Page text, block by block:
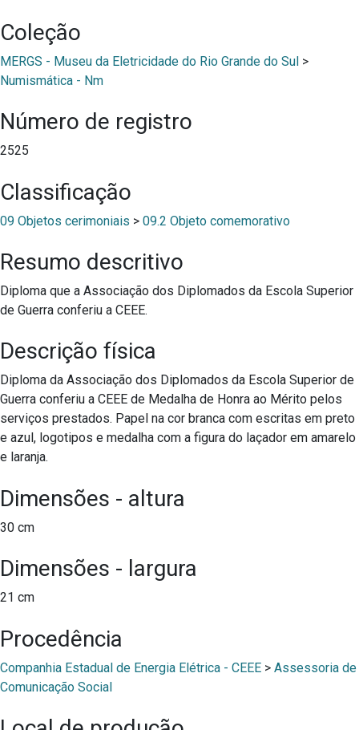
Coleção
MERGS - Museu da Eletricidade do Rio Grande do Sul >
Numismática - Nm
Número de registro
2525
Classificação
09 Objetos cerimoniais > 09.2 Objeto comemorativo
Resumo descritivo
Diploma que a Associação dos Diplomados da Escola Superior
de Guerra conferiu a CEEE.
Descrição física
Diploma da Associação dos Diplomados da Escola Superior de
Guerra conferiu a CEEE de Medalha de Honra ao Mérito pelos
serviços prestados. Papel na cor branca com escritas em preto
e azul, logotipos e medalha com a figura do laçador em amarelo
e laranja.
Dimensões - altura
30 cm
Dimensões - largura
21 cm
Procedência
Companhia Estadual de Energia Elétrica - CEEE > Assessoria de
Comunicação Social